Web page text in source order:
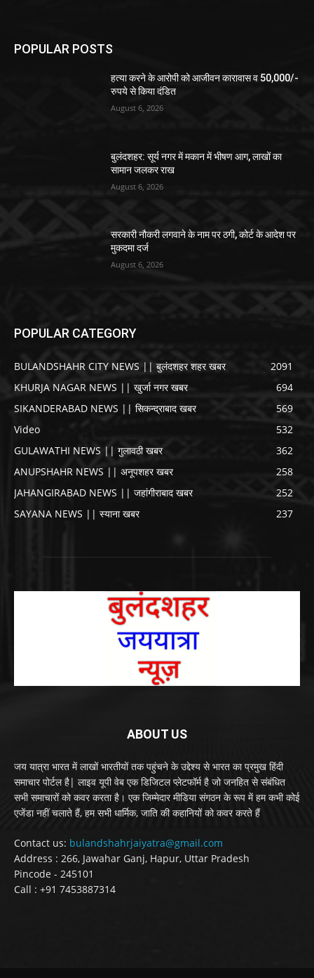
POPULAR POSTS
हत्या करने के आरोपी को आजीवन कारावास व 50,000/-
रुपये से किया दंडित
August 6, 2026
बुलंदशहर: सूर्य नगर में मकान में भीषण आग, लाखों का
सामान जलकर राख
August 6, 2026
सरकारी नौकरी लगवाने के नाम पर ठगी, कोर्ट के आदेश पर
मुकदमा दर्ज
August 6, 2026
POPULAR CATEGORY
BULANDSHAHR CITY NEWS || बुलंदशहर शहर खबर
2091
KHURJA NAGAR NEWS || खुर्जा नगर खबर
694
SIKANDERABAD NEWS || सिकन्द्राबाद खबर
569
Video
532
GULAWATHI NEWS || गुलावठी खबर
362
ANUPSHAHR NEWS || अनूपशहर खबर
258
JAHANGIRABAD NEWS || जहांगीराबाद खबर
252
SAYANA NEWS || स्याना खबर
237
ABOUT US
जय यात्रा भारत में लाखों भारतीयों तक पहुंचने के उद्देश्य से भारत का प्रमुख हिंदी
समाचार पोर्टल है| लाइव यूपी वेब एक डिजिटल प्लेटफॉर्म है जो जनहित से संबंधित
सभी समाचारों को कवर करता है। एक जिम्मेदार मीडिया संगठन के रूप में हम कभी कोई
एजेंडा नहीं चलाते हैं, हम सभी धार्मिक, जाति की कहानियों को कवर करते हैं
Contact us: bulandshahrjaiyatra@gmail.com
Address : 266, Jawahar Ganj, Hapur, Uttar Pradesh
Pincode - 245101
Call : +91 7453887314